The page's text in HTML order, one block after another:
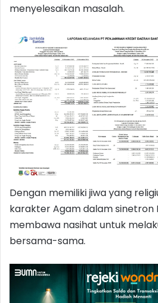
menyelesaikan masalah.
Dengan memiliki jiwa yang
karakter Agam dalam sinetron
membawa nasihat untuk
bersama-sama.